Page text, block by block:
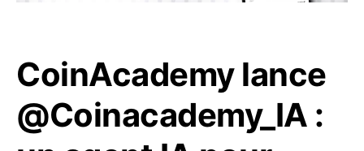
CoinAcademy lance
@Coinacademy_IA :